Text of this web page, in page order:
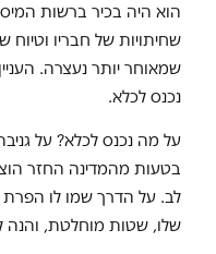
הוא היה בכיר ברשות
שחיתויות של חבריו
שמאוחר יותר נעצרה.
נכנס לכלא.
בטעות מהמדינה החזר
לב. על הדרך שמו לו הפרת
שלו, שטות מוחלטת, והנה